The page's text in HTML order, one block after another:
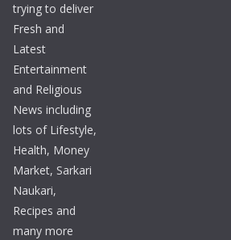
trying to deliver
Fresh and
Latest
Entertainment
and Religious
News including
lots of Lifestyle,
Health, Money
Market, Sarkari
Naukari,
Recipes and
many more